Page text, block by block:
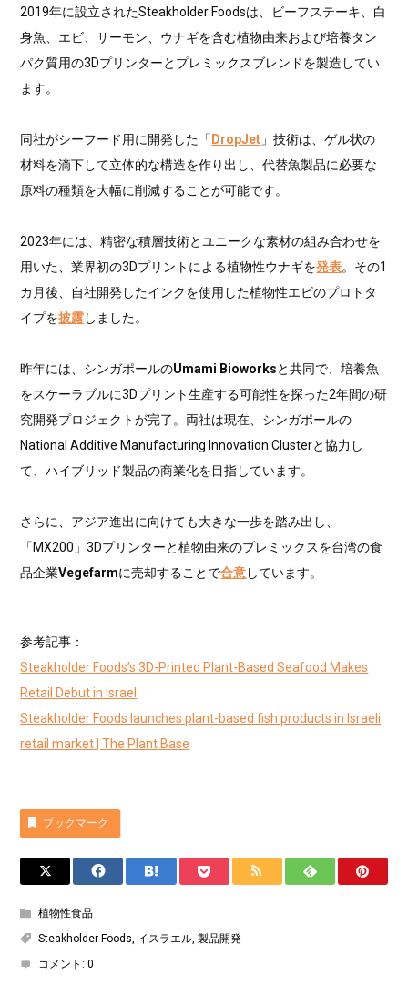
2019年に設立されたSteakholder Foodsは、ビーフステーキ、白
身魚、エビ、サーモン、ウナギを含む植物由来および培養タン
パク質用の3Dプリンターとプレミックスブレンドを製造してい
ます。
同社がシーフード用に開発した「 DropJet 」技術は、ゲル状の
材料を滴下して立体的な構造を作り出し、代替魚製品に必要な
原料の種類を大幅に削減することが可能です。
2023年には、精密な積層技術とユニークな素材の組み合わせを
用いた、業界初の3Dプリントによる植物性ウナギを発表。その1
カ月後、自社開発したインクを使用した植物性エビのプロトタ
イプを披露しました。
昨年には、シンガポールのUmami Bioworksと共同で、培養魚
をスケーラブルに3Dプリント生産する可能性を探った2年間の研
究開発プロジェクトが完了。両社は現在、シンガポールの
National Additive Manufacturing Innovation Clusterと協力し
て、ハイブリッド製品の商業化を目指しています。
さらに、アジア進出に向けても大きな一歩を踏み出し、
「MX200」3Dプリンターと植物由来のプレミックスを台湾の食
品企業Vegefarmに売却することで合意しています。
参考記事：
Steakholder Foods’s 3D-Printed Plant-Based Seafood Makes
Retail Debut in Israel
Steakholder Foods launches plant-based fish products in Israeli
retail market | The Plant Base
ブックマーク
植物性食品
Steakholder Foods, イスラエル,製品開発
コメント:0